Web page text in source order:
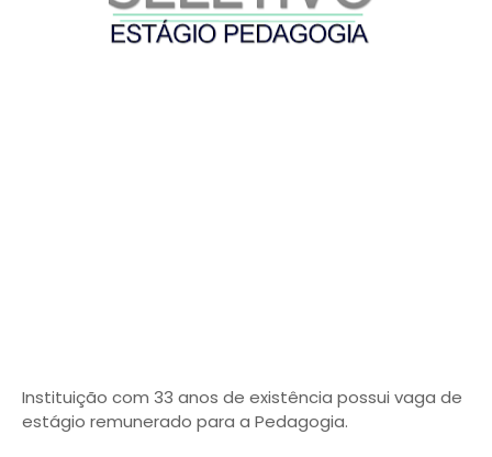
Instituição com 33 anos de existência possui vaga de
estágio remunerado para a Pedagogia.